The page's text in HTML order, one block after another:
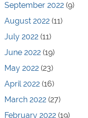
September 2022 (9)
August 2022 (11)
July 2022 (11)
June 2022 (19)
May 2022 (23)
April 2022 (16)
March 2022 (27)
February 2022 (19)